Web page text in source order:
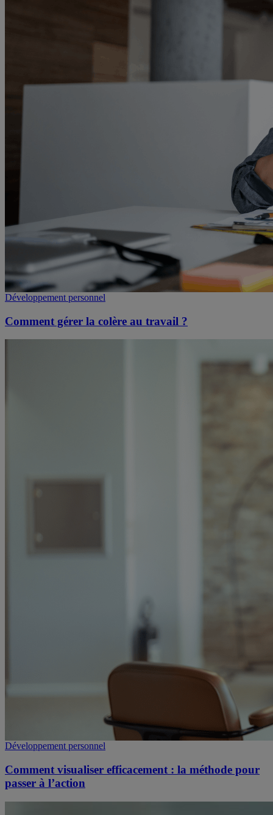
Développement personnel
Comment gérer la colère au travail ?
Développement personnel
Comment visualiser efficacement : la méthode pour
passer à l’action